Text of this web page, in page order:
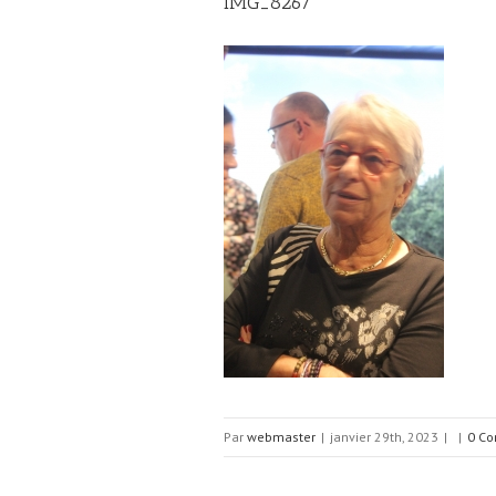
Par webmaster | janvier 29th, 2023 | | 0